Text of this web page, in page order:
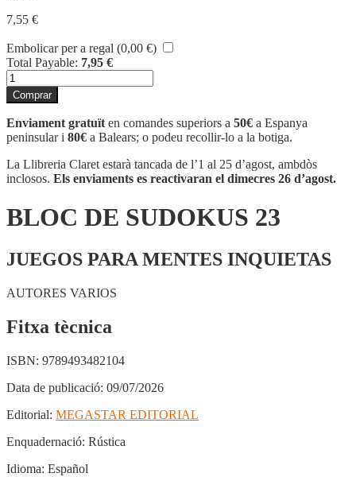
7,55 €
Embolicar per a regal (0,00 €)
Total Payable: 7,95 €
quantitat
de
BLOC
DE
SUDOKUS
23
Comprar
Enviament gratuït en comandes superiors a 50€ a Espanya
peninsular i 80€ a Balears; o podeu recollir-lo a la botiga.
La Llibreria Claret estarà tancada de l’1 al 25 d’agost, ambdòs
inclosos. Els enviaments es reactivaran el dimecres 26 d’agost.
BLOC DE SUDOKUS 23
JUEGOS PARA MENTES INQUIETAS
AUTORES VARIOS
Fitxa tècnica
ISBN: 9789493482104
Data de publicació: 09/07/2026
Editorial: MEGASTAR EDITORIAL
Enquadernació: Rústica
Idioma: Español